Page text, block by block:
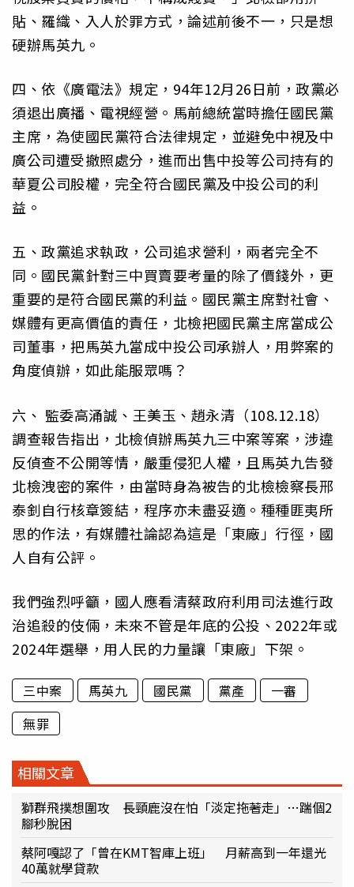
貼、羅織、入人於罪方式，論述前後不一，只是想
硬辦馬英九。
四、依《廣電法》規定，94年12月26日前，政黨必
須退出廣播、電視經營。馬前總統當時擔任國民黨
主席，為使國民黨符合法律規定，並避免中視及中
廣公司遭受撤照處分，進而出售中投等公司持有的
華夏公司股權，完全符合國民黨及中投公司的利
益。
五、政黨追求執政，公司追求營利，兩者完全不
同。國民黨針對三中買賣要考量的除了價錢外，更
重要的是符合國民黨的利益。國民黨主席對社會、
媒體有更高價值的責任，北檢把國民黨主席當成公
司董事，把馬英九當成中投公司承辦人，用弊案的
角度偵辦，如此能服眾嗎？
六、 監委高涌誠、王美玉、趙永清（108.12.18）
調查報告指出，北檢偵辦馬英九三中案等案，涉違
反偵查不公開等情，嚴重侵犯人權，且馬英九告發
北檢洩密的案件，由當時身為被告的北檢檢察長邢
泰釗自行核章簽結，程序亦未盡妥適。種種匪夷所
思的作法，有媒體社論認為這是「東廠」行徑，國
人自有公評。
我們強烈呼籲，國人應看清蔡政府利用司法進行政
治追殺的伎倆，未來不管是年底的公投、2022年或
2024年選舉，用人民的力量讓「東廠」下架。
三中案 馬英九 國民黨 黨產
一審
無罪
相關文章
獅群飛撲想圍攻 長頸鹿沒在怕「淡定拖著走」…踹個2
腳秒脫困
蔡阿嘎認了「曾在KMT智庫上班」 月薪高到一年還光
40萬就學貸款